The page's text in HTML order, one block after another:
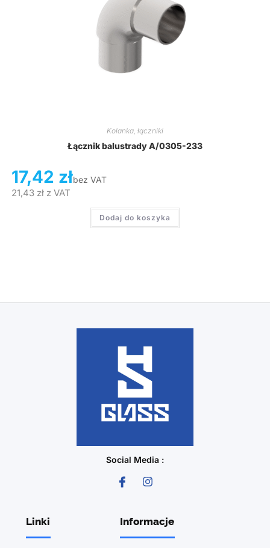
Kolanka, łączniki
Łącznik balustrady A/0305-233
17,42 złbez VAT
21,43 złz VAT
Dodaj do koszyka
Social Media :
Linki Informacje